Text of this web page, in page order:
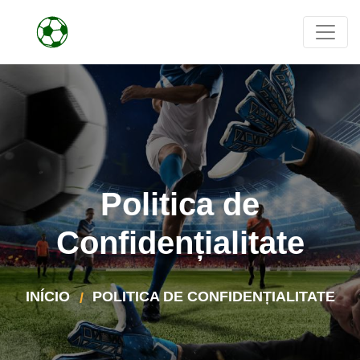
Politica de
Confidențialitate
INÍCIO POLITICA DE CONFIDENȚIALITATE